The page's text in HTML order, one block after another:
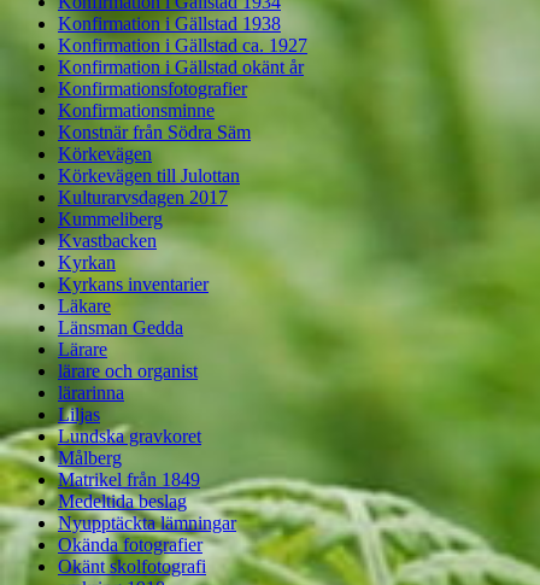
Konfirmation i Gällstad 1938
Konfirmation i Gällstad ca. 1927
Konfirmation i Gällstad okänt år
Konfirmationsfotografier
Konfirmationsminne
Konstnär från Södra Säm
Körkevägen
Körkevägen till Julottan
Kulturarvsdagen 2017
Kummeliberg
Kvastbacken
Kyrkan
Kyrkans inventarier
Läkare
Länsman Gedda
Lärare
lärare och organist
lärarinna
Liljas
Lundska gravkoret
Målberg
Matrikel från 1849
Medeltida beslag
Nyupptäckta lämningar
Okända fotografier
Okänt skolfotografi